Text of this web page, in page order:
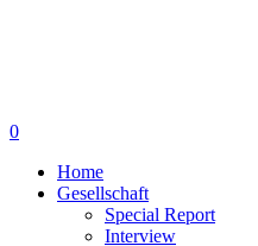
0
Home
Gesellschaft
Special Report
Interview